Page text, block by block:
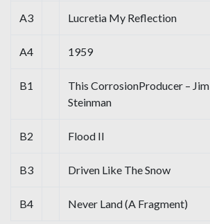
A3 Lucretia My Reflection
A4 1959
B1
This CorrosionProducer – Jim
Steinman
B2 Flood II
B3 Driven Like The Snow
B4 Never Land (A Fragment)